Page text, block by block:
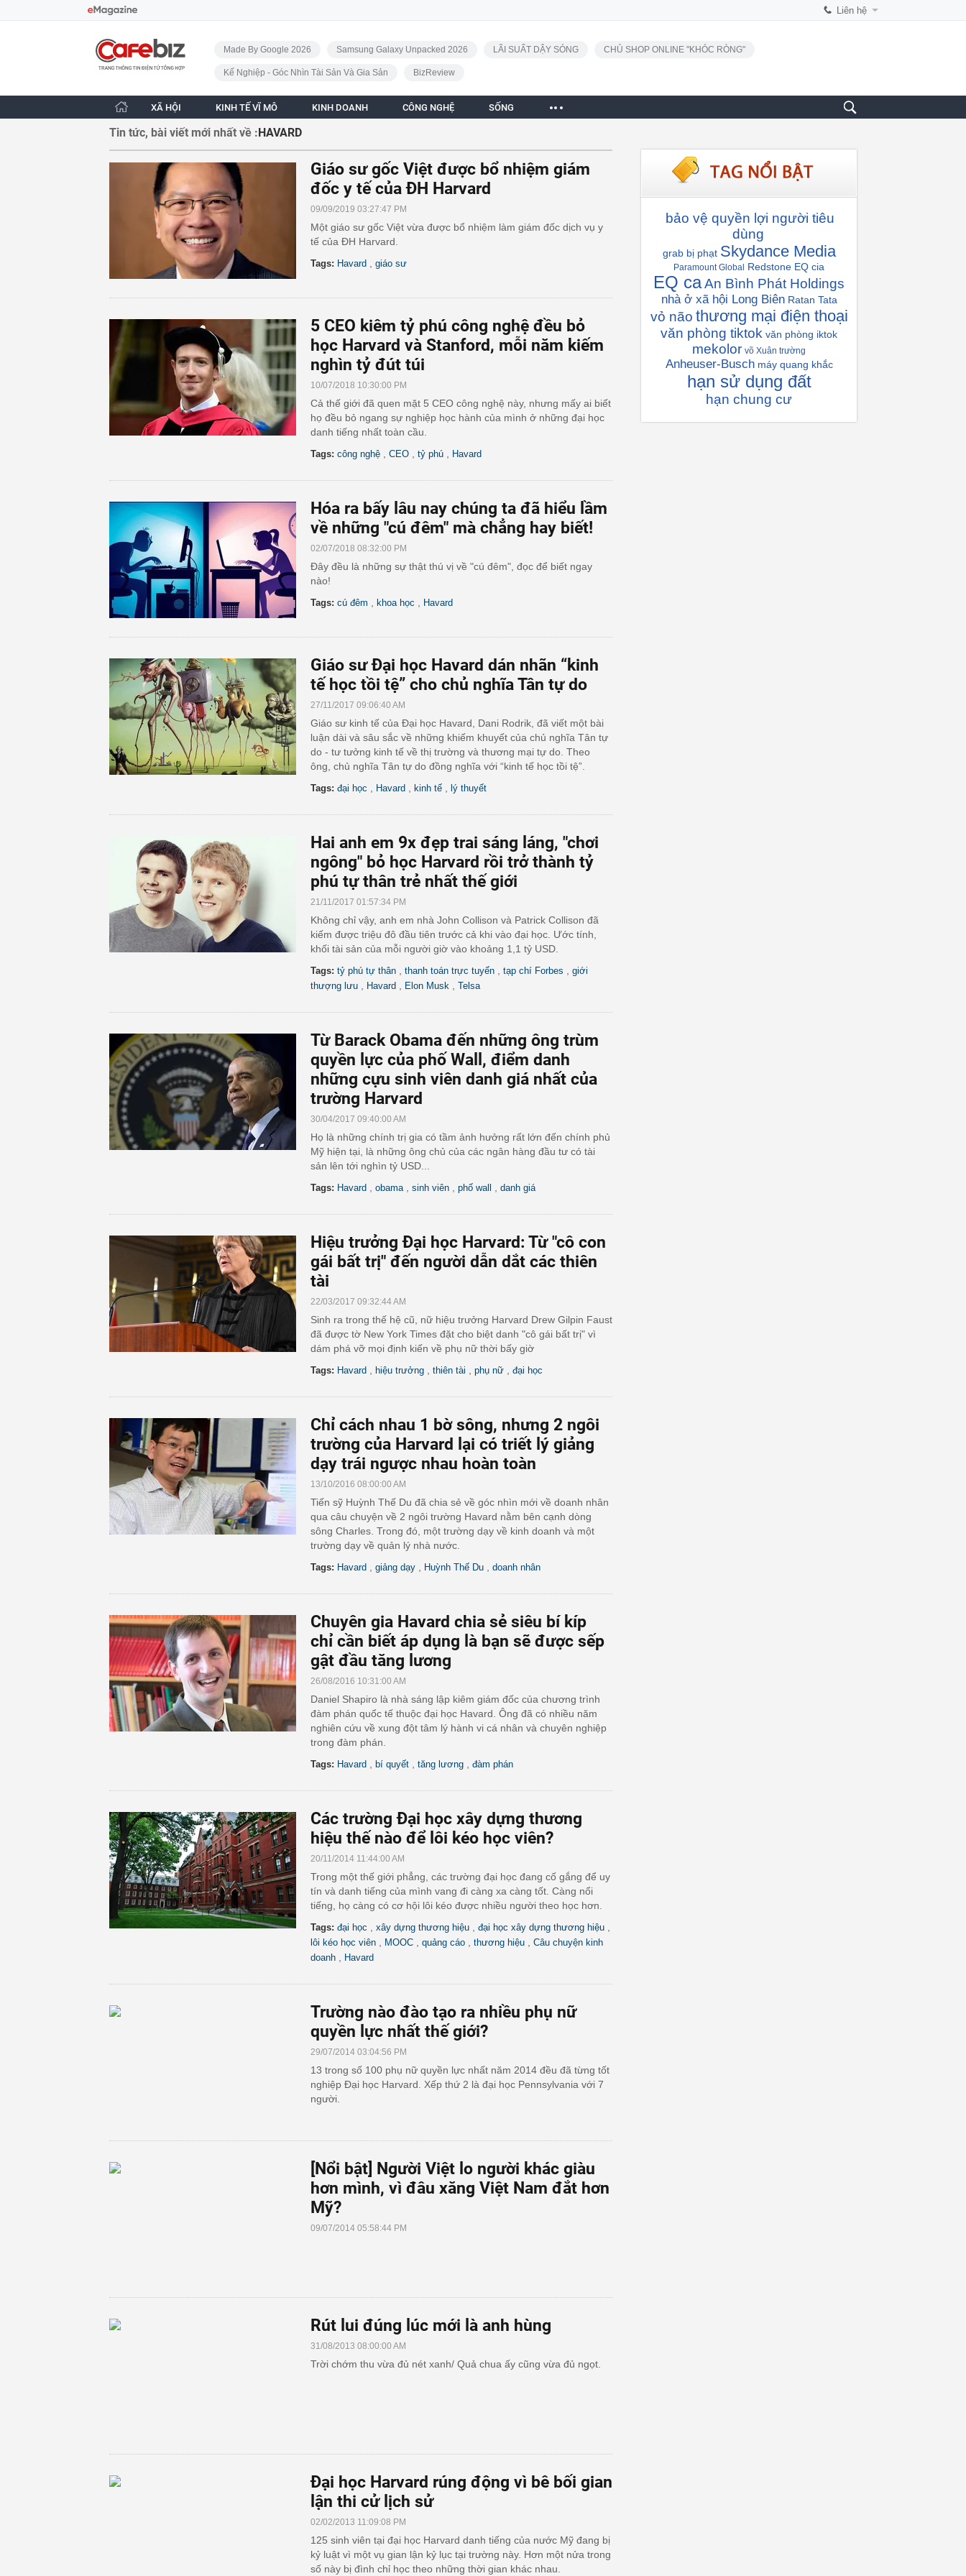
Liên hệ
CafeBiz - Trang chủ
Made By Google 2026
Samsung Galaxy Unpacked 2026 LÃI SUẤT DẬY SÓNG CHỦ SHOP ONLINE "KHÓC RÒNG"
Kế Nghiệp - Góc Nhìn Tài Sản Và Gia Sản BizReview
XÃ HỘI KINH TẾ VĨ MÔ KINH DOANH CÔNG NGHỆ SỐNG
Tin tức, bài viết mới nhất về :HAVARD
Giáo sư gốc Việt được bổ nhiệm giám
đốc y tế của ĐH Harvard
09/09/2019 03:27:47 PM
Một giáo sư gốc Việt vừa được bổ nhiệm làm giám đốc dịch vụ y
tế của ĐH Harvard.
Tags: Havard giáo sư
5 CEO kiêm tỷ phú công nghệ đều bỏ
học Harvard và Stanford, mỗi năm kiếm
nghìn tỷ đút túi
10/07/2018 10:30:00 PM
Cả thế giới đã quen mặt 5 CEO công nghệ này, nhưng mấy ai biết
họ đều bỏ ngang sự nghiệp học hành của mình ở những đại học
danh tiếng nhất toàn cầu.
Tags: công nghệ CEO tỷ phú Havard
Hóa ra bấy lâu nay chúng ta đã hiểu lầm
về những "cú đêm" mà chẳng hay biết!
02/07/2018 08:32:00 PM
Đây đều là những sự thật thú vị về "cú đêm", đọc để biết ngay
nào!
Tags: cú đêm khoa học Havard
Giáo sư Đại học Havard dán nhãn “kinh
tế học tồi tệ” cho chủ nghĩa Tân tự do
27/11/2017 09:06:40 AM
Giáo sư kinh tế của Đại học Havard, Dani Rodrik, đã viết một bài
luận dài và sâu sắc về những khiếm khuyết của chủ nghĩa Tân tự
do - tư tưởng kinh tế về thị trường và thương mại tự do. Theo
ông, chủ nghĩa Tân tự do đồng nghĩa với “kinh tế học tồi tệ”.
Tags: đại học Havard kinh tế lý thuyết
Hai anh em 9x đẹp trai sáng láng, "chơi
ngông" bỏ học Harvard rồi trở thành tỷ
phú tự thân trẻ nhất thế giới
21/11/2017 01:57:34 PM
Không chỉ vậy, anh em nhà John Collison và Patrick Collison đã
kiếm được triệu đô đầu tiên trước cả khi vào đại học. Ước tính,
khối tài sản của mỗi người giờ vào khoảng 1,1 tỷ USD.
Tags: tỷ phú tự thân thanh toán trực tuyến tạp chí Forbes
giới
thượng lưu
Havard Elon Musk Telsa
Từ Barack Obama đến những ông trùm
quyền lực của phố Wall, điểm danh
những cựu sinh viên danh giá nhất của
trường Harvard
30/04/2017 09:40:00 AM
Họ là những chính trị gia có tầm ảnh hưởng rất lớn đến chính phủ
Mỹ hiện tại, là những ông chủ của các ngân hàng đầu tư có tài
sản lên tới nghìn tỷ USD...
Tags: Havard obama sinh viên phố wall danh giá
Hiệu trưởng Đại học Harvard: Từ "cô con
gái bất trị" đến người dẫn dắt các thiên
tài
22/03/2017 09:32:44 AM
Sinh ra trong thế hệ cũ, nữ hiệu trưởng Harvard Drew Gilpin Faust
đã được tờ New York Times đặt cho biệt danh "cô gái bất trị" vì
dám phá vỡ mọi định kiến về phụ nữ thời bấy giờ
Tags: Havard hiệu trưởng thiên tài phụ nữ đại học
Chỉ cách nhau 1 bờ sông, nhưng 2 ngôi
trường của Harvard lại có triết lý giảng
dạy trái ngược nhau hoàn toàn
13/10/2016 08:00:00 AM
Tiến sỹ Huỳnh Thế Du đã chia sẻ về góc nhìn mới về doanh nhân
qua câu chuyện về 2 ngôi trường Havard nằm bên cạnh dòng
sông Charles. Trong đó, một trường dạy về kinh doanh và một
trường dạy về quản lý nhà nước.
Tags: Havard giảng dạy Huỳnh Thế Du doanh nhân
Chuyên gia Havard chia sẻ siêu bí kíp
chỉ cần biết áp dụng là bạn sẽ được sếp
gật đầu tăng lương
26/08/2016 10:31:00 AM
Daniel Shapiro là nhà sáng lập kiêm giám đốc của chương trình
đàm phán quốc tế thuộc đại học Havard. Ông đã có nhiều năm
nghiên cứu về xung đột tâm lý hành vi cá nhân và chuyên nghiệp
trong đàm phán.
Tags: Havard bí quyết tăng lương đàm phán
Các trường Đại học xây dựng thương
hiệu thế nào để lôi kéo học viên?
20/11/2014 11:44:00 AM
Trong một thế giới phẳng, các trường đại học đang cố gắng để uy
tín và danh tiếng của mình vang đi càng xa càng tốt. Càng nổi
tiếng, họ càng có cơ hội lôi kéo được nhiều người theo học hơn.
Tags: đại học xây dựng thương hiệu đại học xây dựng thương hiệu
lôi kéo học viên MOOC quảng cáo thương hiệu
Câu chuyện kinh
doanh
Havard
Trường nào đào tạo ra nhiều phụ nữ
quyền lực nhất thế giới?
29/07/2014 03:04:56 PM
13 trong số 100 phụ nữ quyền lực nhất năm 2014 đều đã từng tốt
nghiệp Đại học Harvard. Xếp thứ 2 là đại học Pennsylvania với 7
người.
[Nổi bật] Người Việt lo người khác giàu
hơn mình, vì đâu xăng Việt Nam đắt hơn
Mỹ?
09/07/2014 05:58:44 PM
Rút lui đúng lúc mới là anh hùng
31/08/2013 08:00:00 AM
Trời chớm thu vừa đủ nét xanh/ Quả chua ấy cũng vừa đủ ngọt.
Đại học Harvard rúng động vì bê bối gian
lận thi cử lịch sử
02/02/2013 11:09:08 PM
125 sinh viên tại đại học Harvard danh tiếng của nước Mỹ đang bị
kỷ luật vì một vụ gian lận kỷ lục tại trường này. Hơn một nửa trong
số này bị đình chỉ học theo những thời gian khác nhau.
bảo vệ quyền lợi người tiêu
dùng
grab bị phạt Skydance Media
Paramount Global Redstone EQ cia
EQ caAn Bình Phát Holdings
nhà ở xã hội Long Biên Ratan Tata
vỏ não thương mại điện thoại
văn phòng tiktok văn phòng iktok
mekolor võ Xuân trường
Anheuser-Busch máy quang khắc
hạn sử dụng đất
hạn chung cư